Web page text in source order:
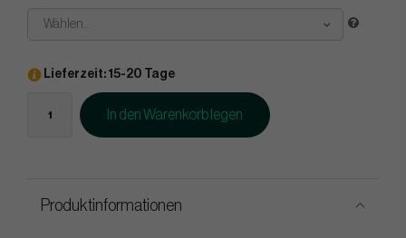
Wählen..
Lieferzeit: 15-20 Tage
In den Warenkorb legen
Produktinformationen